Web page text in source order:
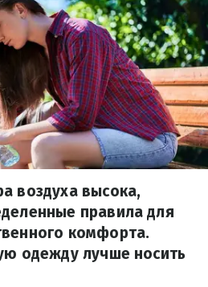
воздуха высока,
правила для
комфорта.
одежду лучше носить